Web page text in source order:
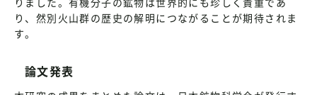
り、然別火山群の歴史の解明につながることが期待されま
す。
論文発表